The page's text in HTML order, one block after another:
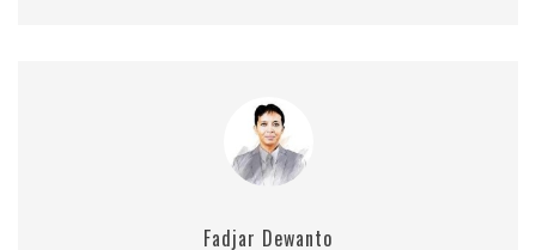
Fadjar Dewanto